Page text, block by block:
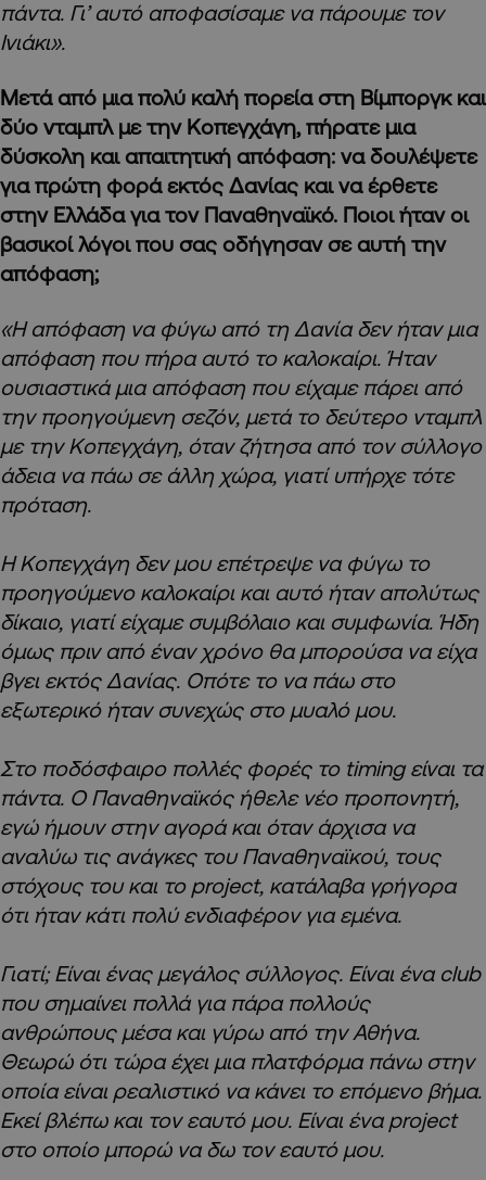
πάντα. Γι’ αυτό αποφασίσαμε να πάρουμε τον
Ινιάκι».
Μετά από μια πολύ καλή πορεία στη Βίμποργκ και
δύο νταμπλ με την Κοπεγχάγη, πήρατε μια
δύσκολη και απαιτητική απόφαση: να δουλέψετε
για πρώτη φορά εκτός Δανίας και να έρθετε
στην Ελλάδα για τον Παναθηναϊκό. Ποιοι ήταν οι
βασικοί λόγοι που σας οδήγησαν σε αυτή την
απόφαση;
«Η απόφαση να φύγω από τη Δανία δεν ήταν μια
απόφαση που πήρα αυτό το καλοκαίρι. Ήταν
ουσιαστικά μια απόφαση που είχαμε πάρει από
την προηγούμενη σεζόν, μετά το δεύτερο νταμπλ
με την Κοπεγχάγη, όταν ζήτησα από τον σύλλογο
άδεια να πάω σε άλλη χώρα, γιατί υπήρχε τότε
πρόταση.
Η Κοπεγχάγη δεν μου επέτρεψε να φύγω το
προηγούμενο καλοκαίρι και αυτό ήταν απολύτως
δίκαιο, γιατί είχαμε συμβόλαιο και συμφωνία. Ήδη
όμως πριν από έναν χρόνο θα μπορούσα να είχα
βγει εκτός Δανίας. Οπότε το να πάω στο
εξωτερικό ήταν συνεχώς στο μυαλό μου.
Στο ποδόσφαιρο πολλές φορές το timing είναι τα
πάντα. Ο Παναθηναϊκός ήθελε νέο προπονητή,
εγώ ήμουν στην αγορά και όταν άρχισα να
αναλύω τις ανάγκες του Παναθηναϊκού, τους
στόχους του και το project, κατάλαβα γρήγορα
ότι ήταν κάτι πολύ ενδιαφέρον για εμένα.
Γιατί; Είναι ένας μεγάλος σύλλογος. Είναι ένα club
που σημαίνει πολλά για πάρα πολλούς
ανθρώπους μέσα και γύρω από την Αθήνα.
Θεωρώ ότι τώρα έχει μια πλατφόρμα πάνω στην
οποία είναι ρεαλιστικό να κάνει το επόμενο βήμα.
Εκεί βλέπω και τον εαυτό μου. Είναι ένα project
στο οποίο μπορώ να δω τον εαυτό μου.